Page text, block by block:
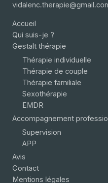
Accueil
Qui suis-je ?
Gestalt thérapie
Thérapie individuelle
Thérapie de couple
Thérapie familiale
Sexothérapie
EMDR
Accompagnement
Supervision
APP
Avis
Contact
Mentions légales